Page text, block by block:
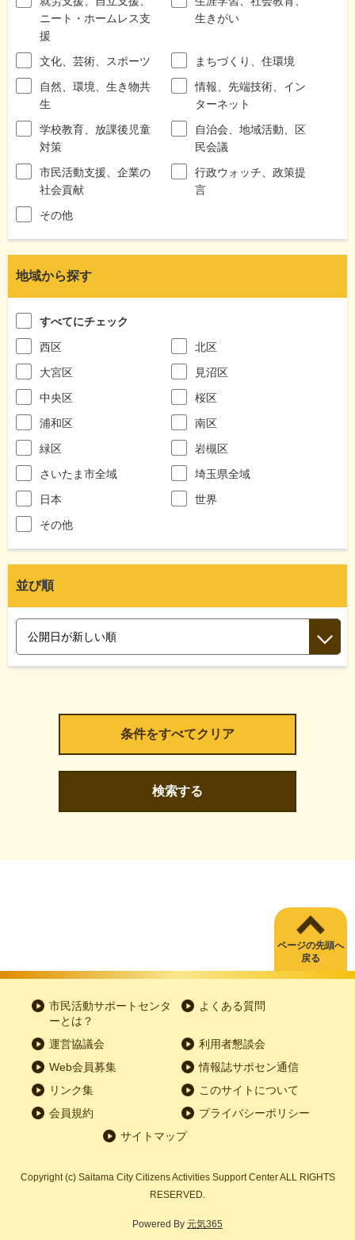
ニート・ホームレス支
援
生きがい
文化、芸術、スポーツ
まちづくり、住環境
自然、環境、生き物共
生
情報、先端技術、イン
ターネット
学校教育、放課後児童
対策
自治会、地域活動、区
民会議
市民活動支援、企業の
社会貢献
行政ウォッチ、政策提
言
その他
地域から探す
すべてにチェック
西区
北区
大宮区
見沼区
中央区
桜区
浦和区
南区
緑区
岩槻区
さいたま市全域
埼玉県全域
日本
世界
その他
並び順
検索する
ページの先頭へ
戻る
市民活動サポートセンタ
ーとは？
よくある質問
運営協議会
利用者懇談会
Web会員募集
情報誌サポセン通信
リンク集
このサイトについて
会員規約
プライバシーポリシー
サイトマップ
Copyright (c) Saitama City Citizens Activities Support Center ALL RIGHTS
RESERVED.
Powered By 元気365